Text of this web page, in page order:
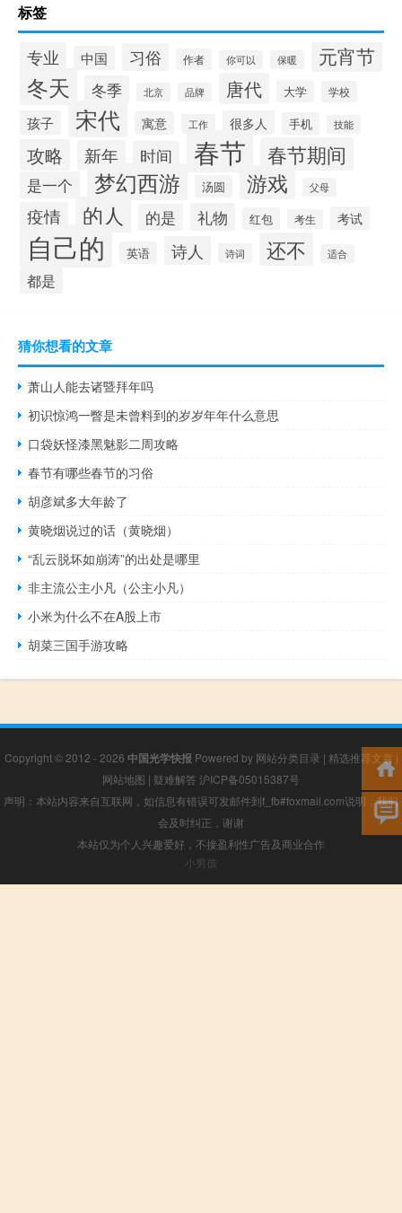
标签
专业 中国 习俗 作者 你可以 保暖 元宵节
冬天 冬季 北京 品牌 唐代 大学 学校
孩子 宋代 寓意 工作 很多人 手机 技能
攻略 新年 时间 春节 春节期间
是一个 梦幻西游 汤圆 游戏 父母
疫情 的人 的是 礼物 红包 考生 考试
自己的 英语 诗人 诗词 还不 适合
都是
猜你想看的文章
萧山人能去诸暨拜年吗
初识惊鸿一瞥是未曾料到的岁岁年年什么意思
口袋妖怪漆黑魅影二周攻略
春节有哪些春节的习俗
胡彦斌多大年龄了
黄晓烟说过的话（黄晓烟）
“乱云脱坏如崩涛”的出处是哪里
非主流公主小凡（公主小凡）
小米为什么不在A股上市
胡菜三国手游攻略
Copyright © 2012 - 2026 中国光学快报 Powered by 网站分类目录 | 精选推荐文章 |
网站地图 | 疑难解答 沪ICP备05015387号
声明：本站内容来自互联网，如信息有错误可发邮件到f_fb#foxmail.com说明，我们
会及时纠正，谢谢
本站仅为个人兴趣爱好，不接盈利性广告及商业合作
小男孩